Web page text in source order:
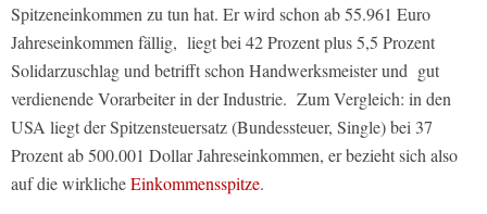
Spitzeneinkommen zu tun hat. Er wird schon ab 55.961 Euro
Jahreseinkommen fällig, liegt bei 42 Prozent plus 5,5 Prozent
Solidarzuschlag und betrifft schon Handwerksmeister und gut
verdienende Vorarbeiter in der Industrie. Zum Vergleich: in den
USA liegt der Spitzensteuersatz (Bundessteuer, Single) bei 37
Prozent ab 500.001 Dollar Jahreseinkommen, er bezieht sich also
auf die wirklicheEinkommensspitze.